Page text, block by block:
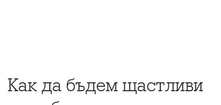
Как да бъдем щастливи